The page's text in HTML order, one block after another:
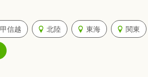
甲信越 北陸 東海 関東